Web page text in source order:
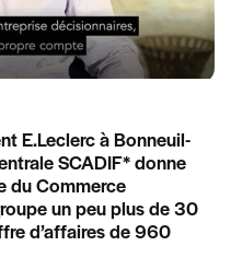
E.Leclerc à Bonneuil-
SCADIF* donne
du Commerce
un peu plus de 30
d’affaires de 960